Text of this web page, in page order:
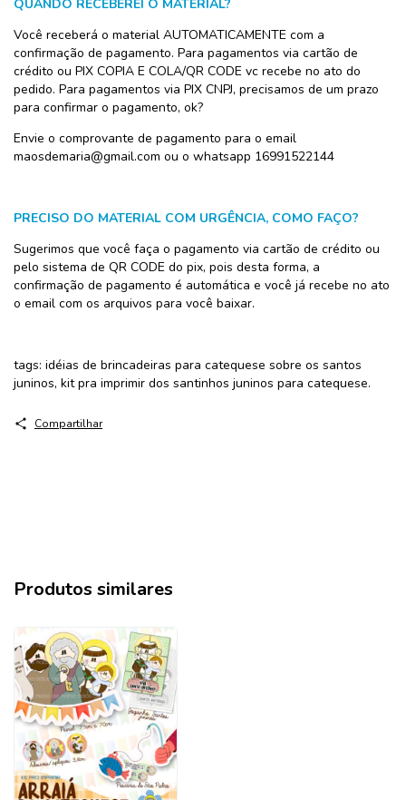
QUANDO RECEBEREI O MATERIAL?
Você receberá o material AUTOMATICAMENTE com a
confirmação de pagamento. Para pagamentos via cartão de
crédito ou PIX COPIA E COLA/QR CODE vc recebe no ato do
pedido. Para pagamentos via PIX CNPJ, precisamos de um prazo
para confirmar o pagamento, ok?
Envie o comprovante de pagamento para o email
maosdemaria@gmail.com ou o whatsapp 16991522144
PRECISO DO MATERIAL COM URGÊNCIA, COMO FAÇO?
Sugerimos que você faça o pagamento via cartão de crédito ou
pelo sistema de QR CODE do pix, pois desta forma, a
confirmação de pagamento é automática e você já recebe no ato
o email com os arquivos para você baixar.
tags: idéias de brincadeiras para catequese sobre os santos
juninos, kit pra imprimir dos santinhos juninos para catequese.
Compartilhar
Produtos similares